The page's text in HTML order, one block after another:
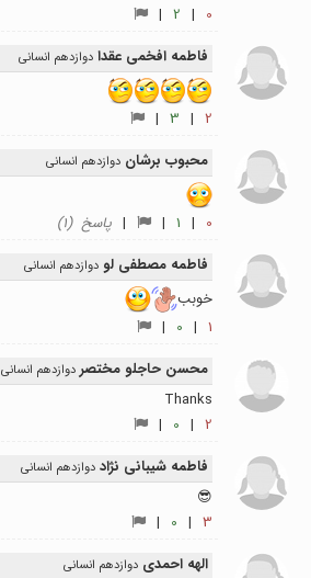
0
|
2
|
فاطمه افخمی عقدا دوازدهم انسانی
2
|
3
|
محبوب برشان دوازدهم انسانی
0
|
1
|
| پاسخ (1)
فاطمه مصطفی لو دوازدهم انسانی
خوبب
1
|
0
|
محسن حاجلو مختصردوازدهم انسانی
Thanks
2
|
0
|
فاطمه شیبانی نژاد دوازدهم انسانی
😎
3
|
0
|
الهه احمدی دوازدهم انسانی